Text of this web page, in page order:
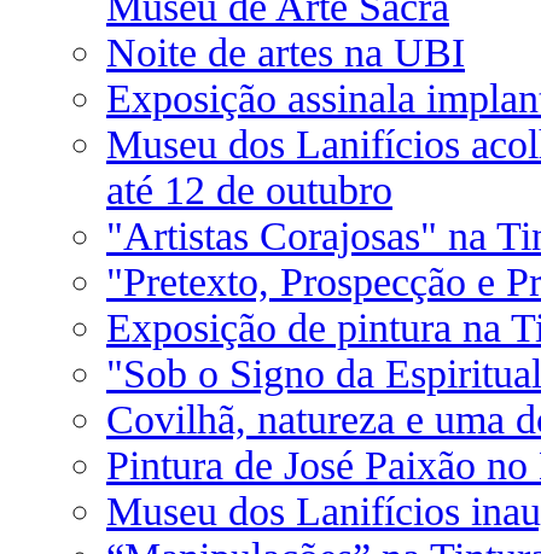
Noite de artes na UBI
Exposição assinala
Museu dos Lanifícios
até 12 de outubro
"Artistas Corajosas" na
"Pretexto, Prospecção e
Exposição de pintura na
"Sob o Signo da
Covilhã, natureza e uma
Pintura de José Paixão
Museu dos Lanifícios